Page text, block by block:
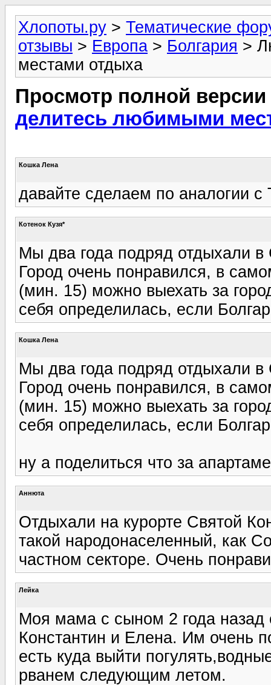
Хлопоты.ру > Тематические
отзывы > Европа > Болгария >
местами отдыха
Просмотр полной
делитесь любимыми
Кошка Лена
давайте сделаем по аналогии
Котенок Кузя*
Мы два года подряд отдыхали
Город очень понравился, в
(мин. 15) можно выехать за
себя определилась, если
Кошка Лена
Мы два года подряд отдыхали
Город очень понравился, в
(мин. 15) можно выехать за
себя определилась, если
ну а поделиться что за
Аннюта
Отдыхали на курорте Святой
такой народонаселенный, как
частном секторе. Очень
Лейка
Моя мама с сыном 2 года назад
Константин и Елена. Им очень
есть куда выйти
рванем следующим летом.